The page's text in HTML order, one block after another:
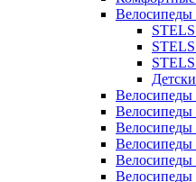
Велосипеды
Велосипеды
Велосипеды
Велосипеды
Велосипеды
Велосипеды